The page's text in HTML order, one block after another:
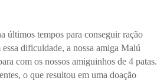
últimos tempos para conseguir ração
dificuldade, a nossa amiga Malú
com os nossos amiguinhos de 4 patas.
o que resultou em uma doação